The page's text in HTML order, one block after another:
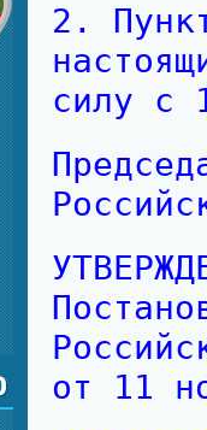
2.
силу с
от 11